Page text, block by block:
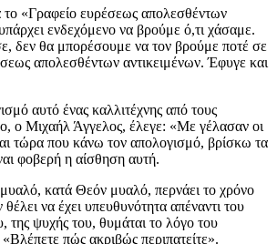
το «Γραφείο ευρέσεως απολεσθέντων
ενδεχόμενο να βρούμε ό,τι χάσαμε.
δεν θα μπορέσουμε να τον βρούμε ποτέ σε
απολεσθέντων αντικειμένων. Έφυγε και
αυτό ένας καλλιτέχνης από τους
ο Μιχαήλ Άγγελος, έλεγε: «Με γέλασαν οι
τώρα που κάνω τον απολογισμό, βρίσκω τα
φοβερή η αίσθηση αυτή.
μυαλό, κατά Θεόν μυαλό, περνάει το χρόνο
να έχει υπευθυνότητα απέναντι του
της ψυχής του, θυμάται το λόγο του
πώς ακριβώς περιπατείτε».